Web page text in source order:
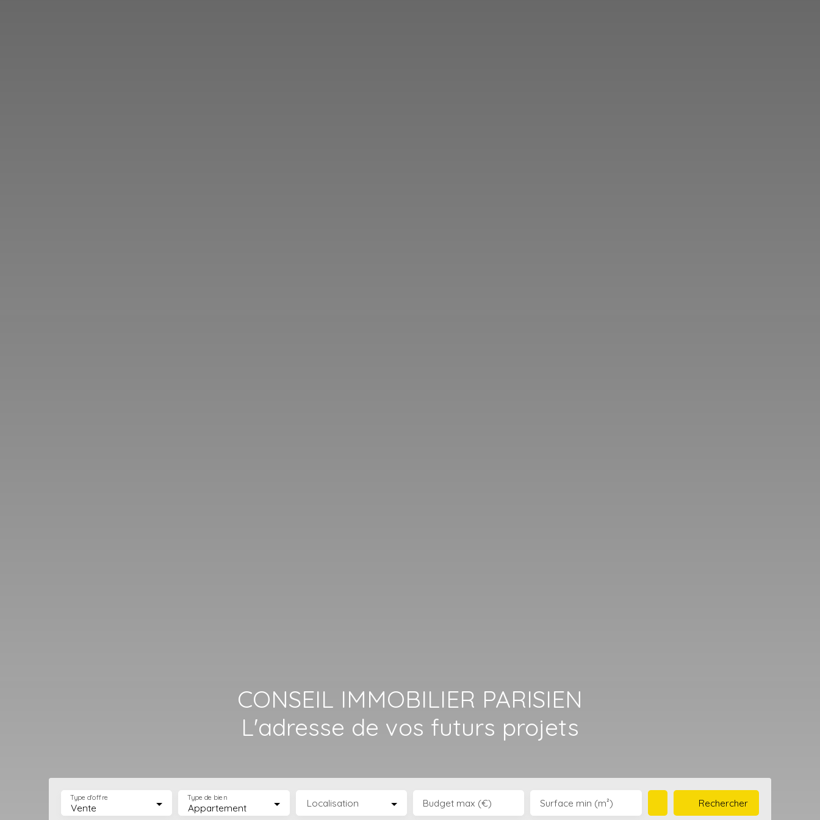
CONSEIL IMMOBILIER PARISIEN
L'adresse de vos futurs projets
Vente
Type d'offre
Appartement
Type de bien Localisation Budget max (€) Surface min (m²) Rechercher